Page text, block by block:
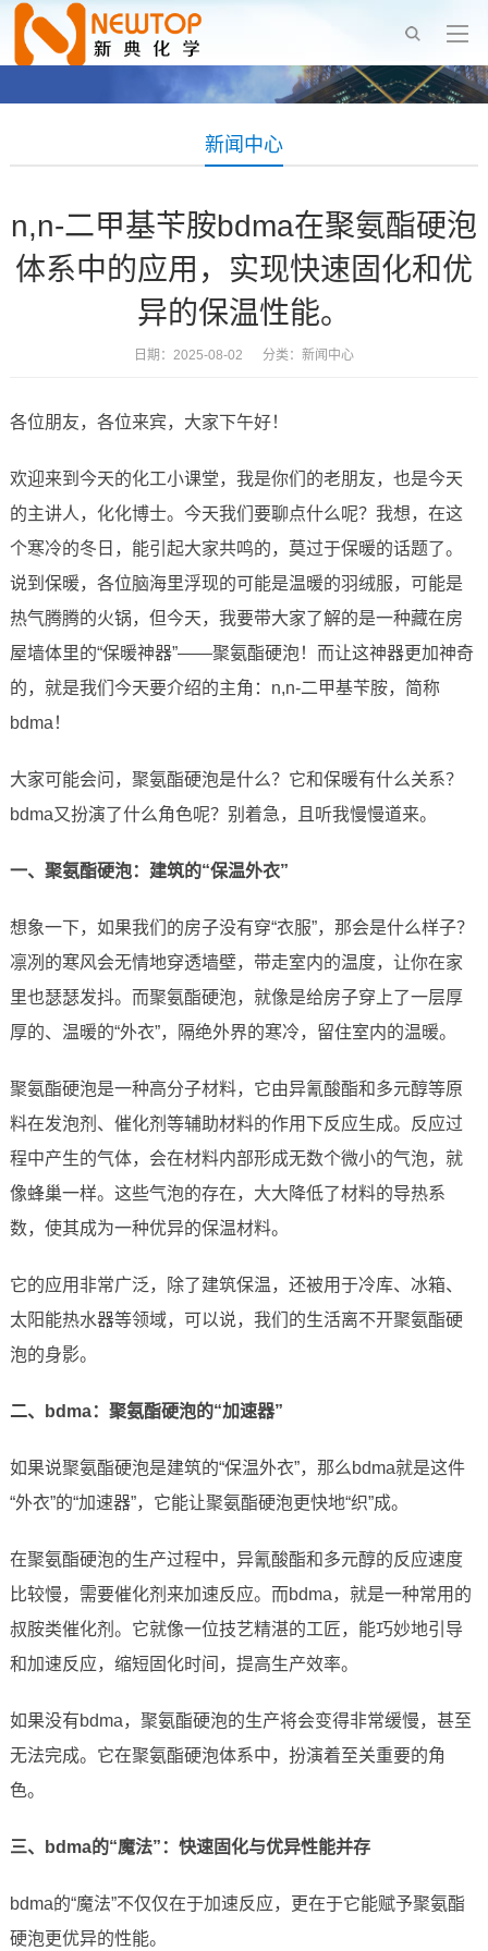
新闻中心
n,n-二甲基苄胺bdma在聚氨酯硬泡
体系中的应用，实现快速固化和优
异的保温性能。
日期：2025-08-02 分类： 新闻中心
各位朋友，各位来宾，大家下午好！
欢迎来到今天的化工小课堂，我是你们的老朋友，也是今天
的主讲人，化化博士。今天我们要聊点什么呢？我想，在这
个寒冷的冬日，能引起大家共鸣的，莫过于保暖的话题了。
说到保暖，各位脑海里浮现的可能是温暖的羽绒服，可能是
热气腾腾的火锅，但今天，我要带大家了解的是一种藏在房
屋墙体里的“保暖神器”——聚氨酯硬泡！而让这神器更加神奇
的，就是我们今天要介绍的主角：n,n-二甲基苄胺，简称
bdma！
大家可能会问，聚氨酯硬泡是什么？它和保暖有什么关系？
bdma又扮演了什么角色呢？别着急，且听我慢慢道来。
一、聚氨酯硬泡：建筑的“保温外衣”
想象一下，如果我们的房子没有穿“衣服”，那会是什么样子？
凛冽的寒风会无情地穿透墙壁，带走室内的温度，让你在家
里也瑟瑟发抖。而聚氨酯硬泡，就像是给房子穿上了一层厚
厚的、温暖的“外衣”，隔绝外界的寒冷，留住室内的温暖。
聚氨酯硬泡是一种高分子材料，它由异氰酸酯和多元醇等原
料在发泡剂、催化剂等辅助材料的作用下反应生成。反应过
程中产生的气体，会在材料内部形成无数个微小的气泡，就
像蜂巢一样。这些气泡的存在，大大降低了材料的导热系
数，使其成为一种优异的保温材料。
它的应用非常广泛，除了建筑保温，还被用于冷库、冰箱、
太阳能热水器等领域，可以说，我们的生活离不开聚氨酯硬
泡的身影。
二、bdma：聚氨酯硬泡的“加速器”
如果说聚氨酯硬泡是建筑的“保温外衣”，那么bdma就是这件
“外衣”的“加速器”，它能让聚氨酯硬泡更快地“织”成。
在聚氨酯硬泡的生产过程中，异氰酸酯和多元醇的反应速度
比较慢，需要催化剂来加速反应。而bdma，就是一种常用的
叔胺类催化剂。它就像一位技艺精湛的工匠，能巧妙地引导
和加速反应，缩短固化时间，提高生产效率。
如果没有bdma，聚氨酯硬泡的生产将会变得非常缓慢，甚至
无法完成。它在聚氨酯硬泡体系中，扮演着至关重要的角
色。
三、bdma的“魔法”：快速固化与优异性能并存
bdma的“魔法”不仅仅在于加速反应，更在于它能赋予聚氨酯
硬泡更优异的性能。